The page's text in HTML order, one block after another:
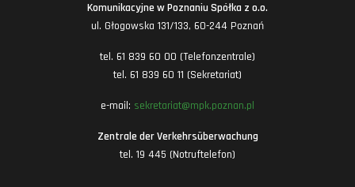
Komunikacyjne w Poznaniu Spółka z o.o.
ul. Głogowska 131/133, 60-244 Poznań
tel. 61 839 60 00 (Telefonzentrale)
tel. 61 839 60 11 (Sekretariat)
e-mail: sekretariat@mpk.poznan.pl
Zentrale der Verkehrsüberwachung
tel. 19 445 (Notruftelefon)